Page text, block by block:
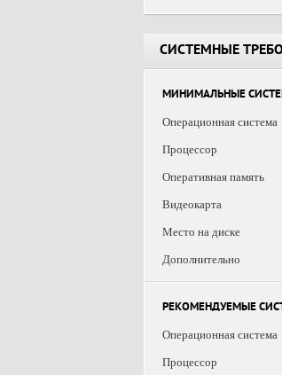
СИСТЕМНЫЕ
МИНИМАЛЬНЫЕ
Операционная система
Процессор
Оперативная память
Видеокарта
Место на диске
Дополнительно
РЕКОМЕНДУЕМЫЕ
Операционная система
Процессор